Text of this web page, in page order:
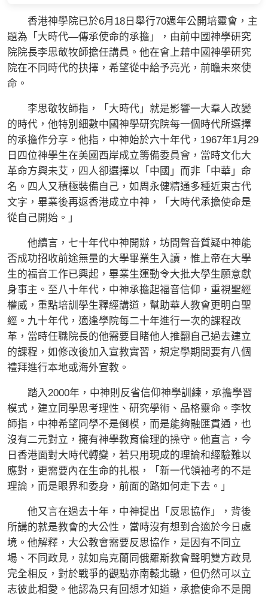
香港神學院已於6月18日舉行70週年公開培靈會，主
題為「大時代—傳承使命的承擔」，由前中國神學研究
院院長李思敬牧師擔任講員。他在會上藉中國神學研究
院在不同時代的抉擇，希望從中給予亮光，前瞻未來使
命。
李思敬牧師指，「大時代」就是影響一大羣人改變
的時代，他特別細數中國神學研究院每一個時代所選擇
的承擔作分享。他指，中神始於六十年代，1967年1月29
日四位神學生在美國西岸成立籌備委員會，當時文化大
革命方興未艾，四人卻選擇以「中國」而非「中華」命
名。四人又積極裝備自己，如周永健精通多種近東古代
文字，畢業後再返香港成立中神，「大時代承擔使命是
從自己開始。」
他續言，七十年代中神開辦，坊間聲音質疑中神能
否成功招收前途無量的大學畢業生入讀，惟上帝在大學
生的福音工作已興起，畢業生運動令大批大學生願意獻
身事主。至八十年代，中神承擔起福音信仰，重視聖經
權威，重點培訓學生釋經講道，幫助華人教會更明白聖
經。九十年代，適逢學院每二十年進行一次的課程改
革，當時任職院長的他需要目睹他人推翻自己過去建立
的課程，如修改後加入宣教實習，規定學期間要有八個
禮拜進行本地或海外宣教。
踏入2000年，中神則反省信仰神學訓練，承擔學習
模式，建立同學思考理性、研究學術、品格靈命。李牧
師指，中神希望同學不是倒模，而是能夠融匯貫通，也
沒有二元對立，擁有神學教育倫理的操守。他直言，今
日香港面對大時代轉變，若只用現成的理論和經驗難以
應對，更需要內在生命的扎根，「新一代領袖考的不是
理論，而是眼界和委身，前面的路如何走下去。」
他又言在過去十年，中神提出「反思協作」，背後
所講的就是教會的大公性，當時沒有想到合適於今日處
境。他解釋，大公教會需要反思協作，是因有不同立
場、不同政見，就如烏克蘭同俄羅斯教會聲明雙方政見
完全相反，對於戰爭的觀點亦南轅北轍，但仍然可以立
志彼此相愛。他認為只有回想才知道，承擔使命不是開